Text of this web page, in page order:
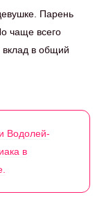
Парень
чаще всего
вклад в общий
Водолей-
в